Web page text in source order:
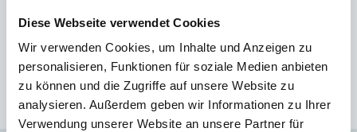
Diese Webseite verwendet Cookies
Wir verwenden Cookies, um Inhalte und Anzeigen zu
personalisieren, Funktionen für soziale Medien anbieten
zu können und die Zugriffe auf unsere Website zu
analysieren. Außerdem geben wir Informationen zu Ihrer
Verwendung unserer Website an unsere Partner für
made sure we were
everything. Amelie is
amazing at what she does
very confident, smart and
kind. Best of luck to her in
all her endeavors. Thank
you. Aalia jeelani.
Hegerich Immobilien GmbHhat5von5Sterne|162
Bewertungenbei KennstDuEinen